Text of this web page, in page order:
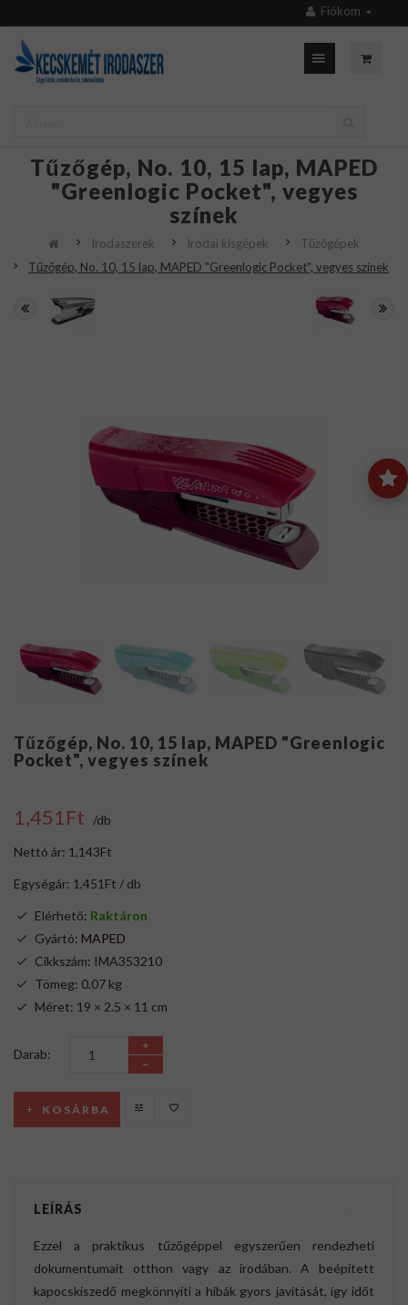
Fiókom
Tűzőgép, No. 10, 15 lap, MAPED
"Greenlogic Pocket", vegyes
színek
Irodaszerek Irodai kisgépek
Tűzőgépek
Tűzőgép, No. 10, 15 lap, MAPED "Greenlogic Pocket", vegyes színek
Tűzőgép, No. 10, 15 lap, MAPED "Greenlogic
Pocket", vegyes színek
1,451Ft /db
Nettó ár: 1,143Ft
Egységár: 1,451Ft / db
Elérhető: Raktáron
Gyártó: MAPED
Cikkszám: IMA353210
Tömeg: 0.07 kg
Méret: 19 × 2.5 × 11 cm
Darab:
KOSÁRBA
LEÍRÁS
Ezzel a praktikus tűzőgéppel egyszerűen rendezheti
dokumentumait otthon vagy az irodában. A beépített
kapocskiszedő megkönnyíti a hibák gyors javítását, így időt